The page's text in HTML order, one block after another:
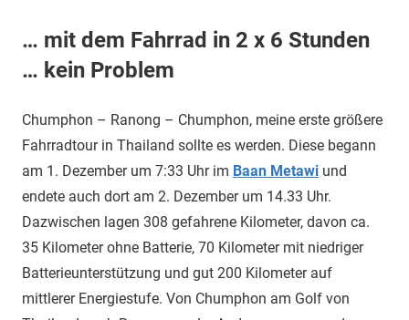
… mit dem Fahrrad in 2 x 6 Stunden
… kein Problem
Chumphon – Ranong – Chumphon, meine erste größere
Fahrradtour in Thailand sollte es werden. Diese begann
am 1. Dezember um 7:33 Uhr im Baan Metawi und
endete auch dort am 2. Dezember um 14.33 Uhr.
Dazwischen lagen 308 gefahrene Kilometer, davon ca.
35 Kilometer ohne Batterie, 70 Kilometer mit niedriger
Batterieunterstützung und gut 200 Kilometer auf
mittlerer Energiestufe. Von Chumphon am Golf von